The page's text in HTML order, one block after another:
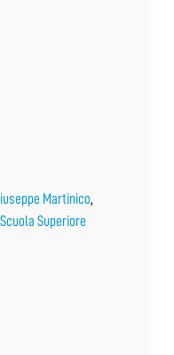
Martinico,
Scuola Superiore